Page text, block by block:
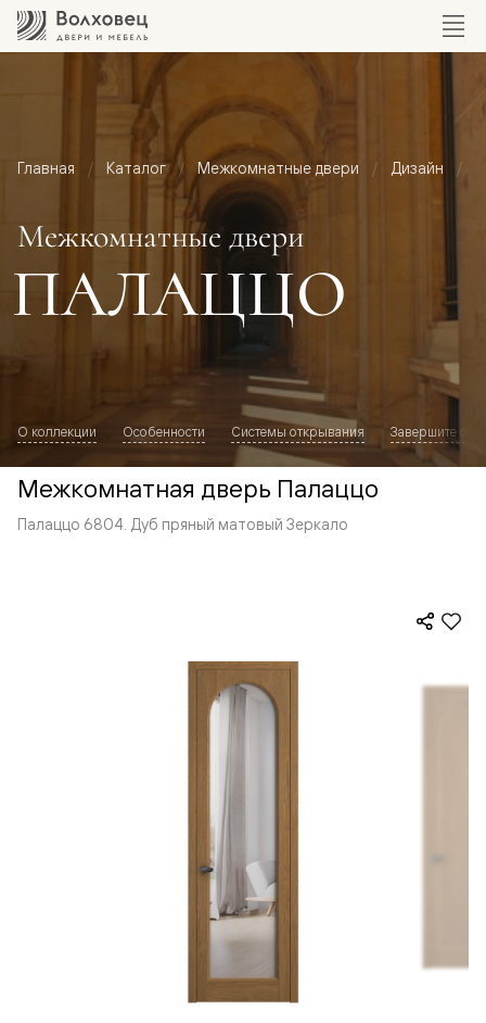
Главная Каталог Межкомнатные двери Дизайн
Межкомнатные двери
ПАЛАЦЦО
О коллекции Особенности Системы открывания Завершите
Межкомнатная дверь Палаццо
Палаццо 6804. Дуб пряный матовый Зеркало